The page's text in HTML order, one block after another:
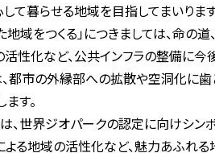
て暮らせる地域を目指してまいります
地域をつくる」につきましては、命
性化など、公共インフラの整備に今
都市の外縁部への拡散や空洞化に
す。
、世界ジオパークの認定に向けシ
よる地域の活性化など、魅力あふれる